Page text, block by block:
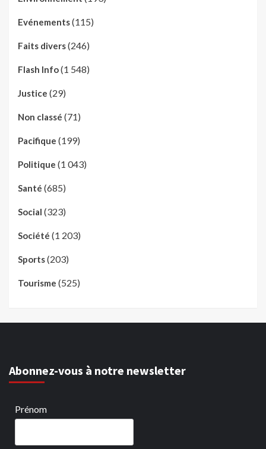
Evénements(115)
Faits divers(246)
Flash Info(1 548)
Justice (29)
Non classé (71)
Pacifique (199)
Politique (1 043)
Santé (685)
Social (323)
Société (1 203)
Sports(203)
Tourisme (525)
Abonnez-vous à notre newsletter
Prénom